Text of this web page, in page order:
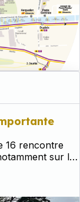
16 rencontre
sur le